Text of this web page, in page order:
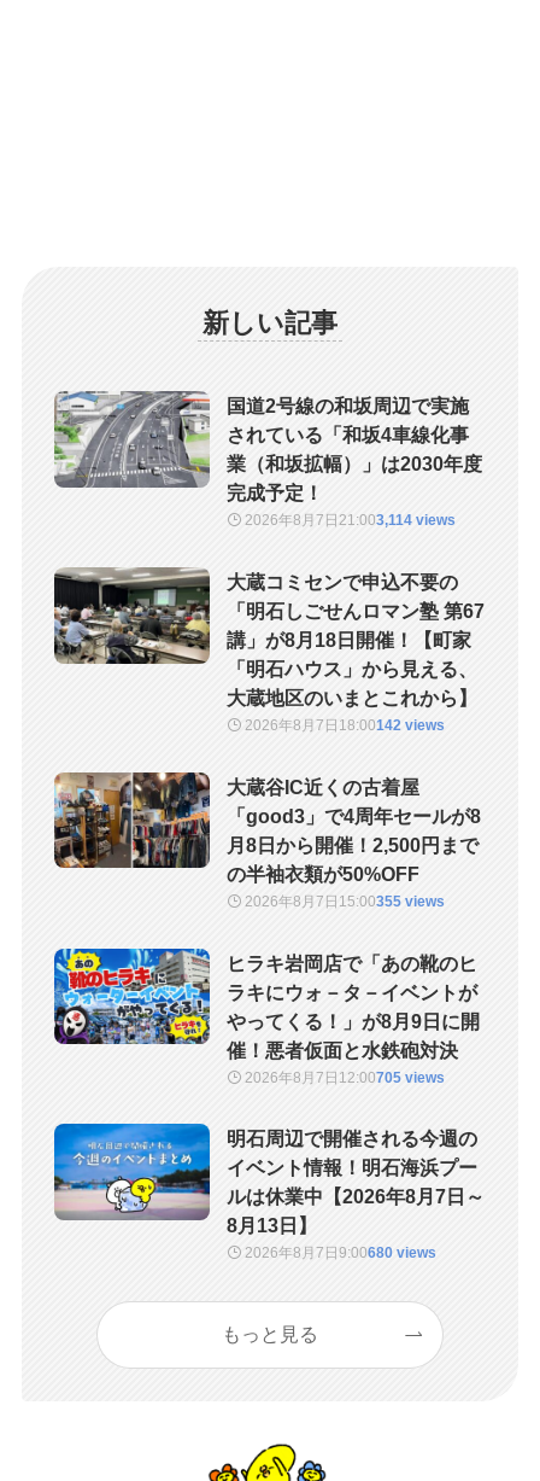
新しい記事
国道2号線の和坂周辺で実施
されている「和坂4車線化事
業（和坂拡幅）」は2030年度
完成予定！
2026年8月7日21:003,114 views
大蔵コミセンで申込不要の
「明石しごせんロマン塾 第67
講」が8月18日開催！【町家
「明石ハウス」から見える、
大蔵地区のいまとこれから】
2026年8月7日 18:00142 views
大蔵谷IC近くの古着屋
「good3」で4周年セールが8
月8日から開催！2,500円まで
の半袖衣類が50%OFF
2026年8月7日 15:00355 views
ヒラキ岩岡店で「あの靴のヒ
ラキにウォ－タ－イベントが
やってくる！」が8月9日に開
催！悪者仮面と水鉄砲対決
2026年8月7日 12:00705 views
明石周辺で開催される今週の
イベント情報！明石海浜プー
ルは休業中【2026年8月7日～
8月13日】
2026年8月7日9:00680 views
もっと見る